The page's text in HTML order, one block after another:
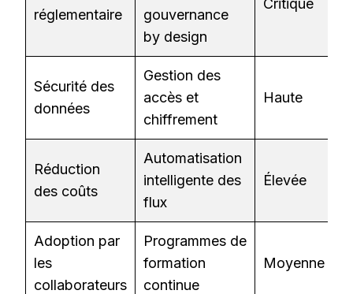
réglementaire
gouvernance
by design
Sécurité des
données
Gestion des
accès et
chiffrement
Haute
Réduction
des coûts
Automatisation
intelligente des
flux
Élevée
Adoption par
les
collaborateurs
Programmes de
formation
continue
Moyenne